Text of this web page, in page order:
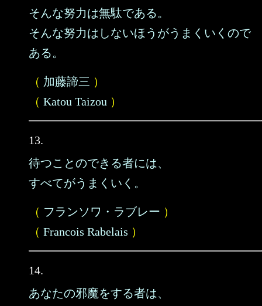
そんな努力は無駄である。
そんな努力はしないほうがうまくいくので
ある。
（ 加藤諦三 ）
（ Katou Taizou ）
13.
待つことのできる者には、
すべてがうまくいく。
（ フランソワ・ラブレー ）
（ Francois Rabelais ）
14.
あなたの邪魔をする者は、